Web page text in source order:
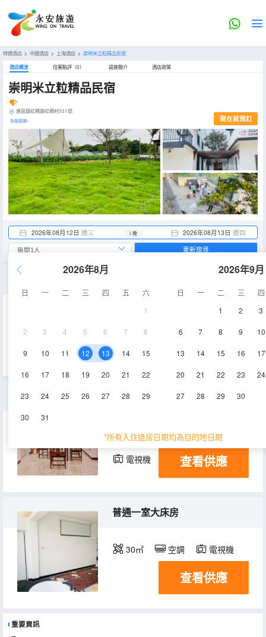
特價酒店 > 中國酒店 > 上海酒店 > 崇明米立粒精品民宿
酒店概览 住客點評（0） 設施簡介 酒店政策
崇明米立粒精品民宿
建設鎮虹橋路虹橋村331號
全部設施> 現在就預訂
2026年08月12日 週三 2026年08月13日 週四
1 晚
2026年8月
日 一 二 三 四 五
六
1
2 3 4 5 6 7 8
9 10 11 12 13 14 15
16 17 18 19 20 21 22
23 24 25 26 27 28 29
30 31
2026年9月
日 一 二 三
四
1
2 3
6 7 8 9 10
13 14 15 16 17
20 21 22 23 24
27 28 29 30
*所有入住退房日期均為目的地日期
重新搜尋
200㎡ 空調
精選獨棟 7室11床
199㎡ 2層 空調
電視機 冰箱
查看供應
普通一室大床房
30㎡ 空調 電視機
查看供應
重要資訊